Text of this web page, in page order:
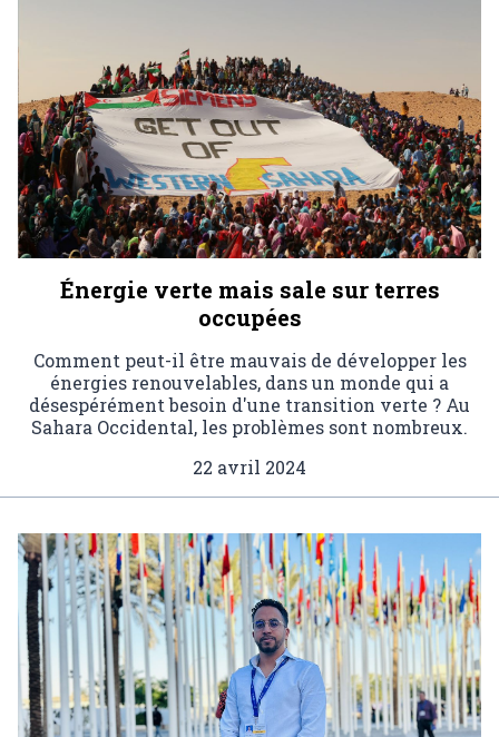
Énergie verte mais sale sur terres
occupées
Comment peut-il être mauvais de développer les
énergies renouvelables, dans un monde qui a
désespérément besoin d'une transition verte ? Au
Sahara Occidental, les problèmes sont nombreux.
22 avril 2024